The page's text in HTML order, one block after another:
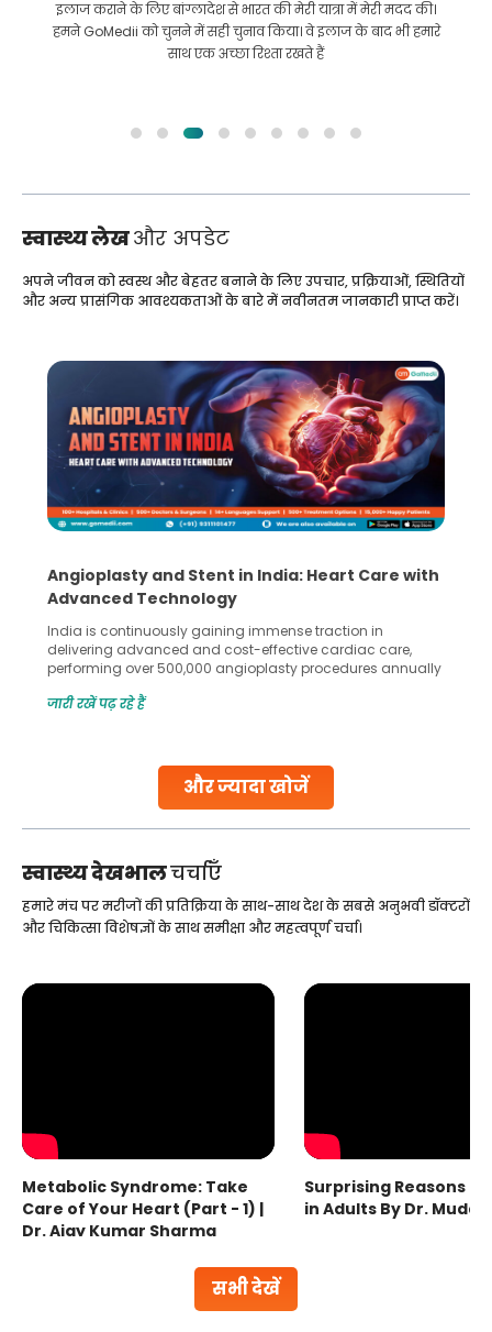
इलाज कराने के लिए बांग्लादेश से भारत की मेरी यात्रा में मेरी मदद की।
हमने GoMedii को चुनने में सही चुनाव किया। वे इलाज के बाद भी हमारे
साथ एक अच्छा रिश्ता रखते हैं
स्वास्थ्य लेखऔर अपडेट
और ज्यादा खोजें
अपने जीवन को स्वस्थ और बेहतर बनाने के लिए उपचार, प्रक्रियाओं, स्थितियों
और अन्य प्रासंगिक आवश्यकताओं के बारे में नवीनतम जानकारी प्राप्त करें।
Angioplasty and Stent in India: Heart Care with
Advanced Technology
India is continuously gaining immense traction in
delivering advanced and cost-effective cardiac care,
performing over 500,000 angioplasty procedures annually
globe are searching for treatments like angioplasty and
Studies, such as one published
जारी रखें पढ़ रहे हैं
स्वास्थ्य देखभालचर्चाएँ
सभी देखें
हमारे मंच पर मरीजों की प्रतिक्रिया के साथ-साथ देश के सबसे अनुभवी डॉक्टरों
और चिकित्सा विशेषज्ञों के साथ समीक्षा और महत्वपूर्ण चर्चा।
Metabolic Syndrome: Take
Care of Your Heart (Part - 1) |
Dr. Ajay Kumar Sharma
Surprising Reasons
in Adults By Dr.